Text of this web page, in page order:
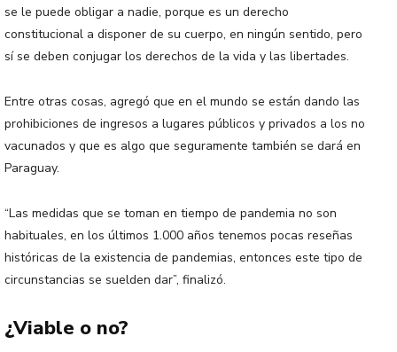
se le puede obligar a nadie, porque es un derecho
constitucional a disponer de su cuerpo, en ningún sentido, pero
sí se deben conjugar los derechos de la vida y las libertades.
Entre otras cosas, agregó que en el mundo se están dando las
prohibiciones de ingresos a lugares públicos y privados a los no
vacunados y que es algo que seguramente también se dará en
Paraguay.
“Las medidas que se toman en tiempo de pandemia no son
habituales, en los últimos 1.000 años tenemos pocas reseñas
históricas de la existencia de pandemias, entonces este tipo de
circunstancias se suelden dar”, finalizó.
¿Viable o no?